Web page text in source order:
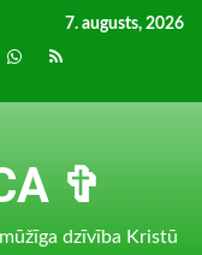
7. augusts, 2026
whatsapp
RSS
✞
dzīvība Kristū